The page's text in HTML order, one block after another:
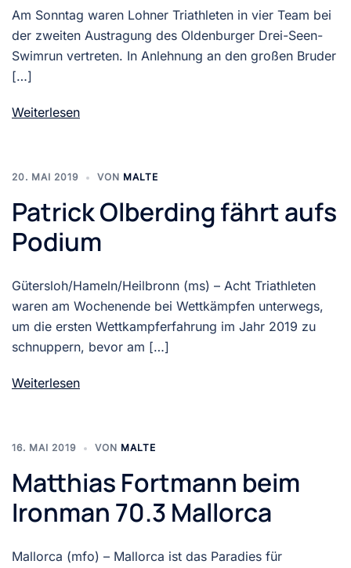
Am Sonntag waren Lohner Triathleten in vier Team bei
der zweiten Austragung des Oldenburger Drei-Seen-
Swimrun vertreten. In Anlehnung an den großen Bruder
[…]
Weiterlesen
20. MAI 2019 VON MALTE
Patrick Olberding fährt aufs
Podium
Gütersloh/Hameln/Heilbronn (ms) – Acht Triathleten
waren am Wochenende bei Wettkämpfen unterwegs,
um die ersten Wettkampferfahrung im Jahr 2019 zu
schnuppern, bevor am […]
Weiterlesen
16. MAI 2019 VON MALTE
Matthias Fortmann beim
Ironman 70.3 Mallorca
Mallorca (mfo) – Mallorca ist das Paradies für